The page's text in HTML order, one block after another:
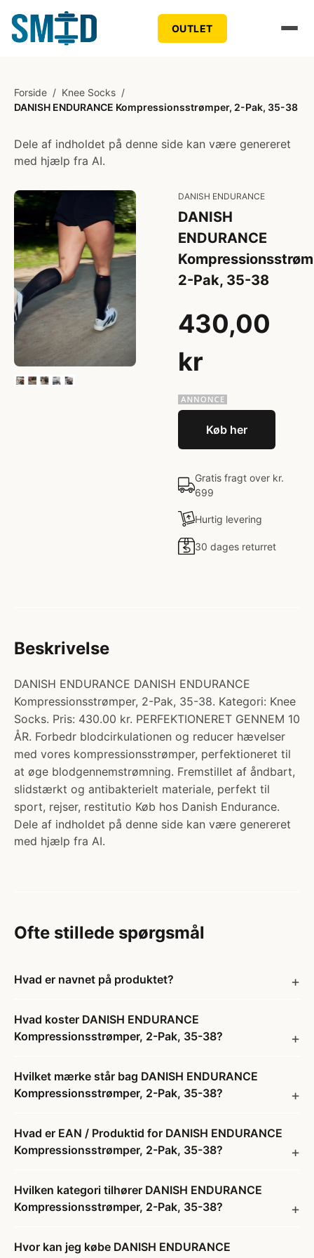
OUTLET
Forside / Knee Socks /
DANISH ENDURANCE Kompressionsstrømper, 2-Pak, 35-38
Dele af indholdet på denne side kan være genereret
med hjælp fra AI.
DANISH ENDURANCE
DANISH
ENDURANCE
2-Pak, 35-38
430,00
kr
Køb her
Gratis fragt over kr.
699
Hurtig levering
30 dages returret
Beskrivelse
DANISH ENDURANCE DANISH ENDURANCE
Kompressionsstrømper, 2-Pak, 35-38. Kategori: Knee
Socks. Pris: 430.00 kr. PERFEKTIONERET GENNEM 10
ÅR. Forbedr blodcirkulationen og reducer hævelser
med vores kompressionsstrømper, perfektioneret til
at øge blodgennemstrømning. Fremstillet af åndbart,
slidstærkt og antibakterielt materiale, perfekt til
sport, rejser, restitutio Køb hos Danish Endurance.
Dele af indholdet på denne side kan være genereret
med hjælp fra AI.
Ofte stillede spørgsmål
Hvad er navnet på produktet?
Hvad koster DANISH ENDURANCE
Kompressionsstrømper, 2-Pak, 35-38?
Hvilket mærke står bag DANISH ENDURANCE
Kompressionsstrømper, 2-Pak, 35-38?
Hvad er EAN / Produktid for DANISH ENDURANCE
Kompressionsstrømper, 2-Pak, 35-38?
Hvilken kategori tilhører DANISH ENDURANCE
Kompressionsstrømper, 2-Pak, 35-38?
Hvor kan jeg købe DANISH ENDURANCE